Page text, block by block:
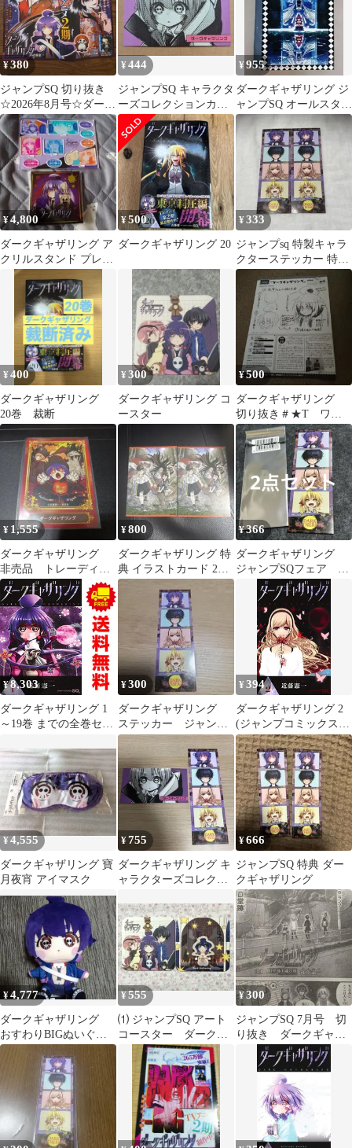
¥380
ジャンプSQ 切り抜き
☆2026年8月号☆ダーク
ギャザリング☆カラー
¥444
ジャンプSQ キャラクタ
ーズコレクションカー
ド ダークギャザリング
ジャンショ
¥955
ダークギャザリング ジ
ャンプSQ オールスター
ブロマイド
¥4,800
ダークギャザリング ア
クリルスタンド プレー
ト ギラギラフォトフ
レーム
¥500
ダークギャザリング 20
¥333
ジャンプsq 特製キャラ
クターステッカー 特典
ジャンショ ダークギャ
ザリング
¥400
ダークギャザリング
20巻 裁断
¥300
ダークギャザリング コ
ースター
¥500
ダークギャザリング
切り抜き＃★T ワン
ポイントレッスン
¥ 1,555
ダークギャザリング
非売品 トレーディン
グカード スリーブ
入 美品
¥800
ダークギャザリング 特
典 イラストカード 2枚
セット
¥366
ダークギャザリング
ジャンプSQフェア 特
¥8,303
ダークギャザリング 1
～19巻 までの全巻セッ
近藤憲一 集英社（少年
コミック）
¥300
ダークギャザリング
ステッカー ジャンプ
SQショップ特典
¥394
ダークギャザリング 2
(ジャンプコミックス)
／近藤 憲一
¥4,555
ダークギャザリング 寶
月夜宵 アイマスク
¥755
ダークギャザリング キ
ャラクターズコレクシ
¥666
ジャンプSQ 特典 ダー
クギャザリング
¥4,777
ダークギャザリング
おすわりBIGぬいぐる
み 寶月夜宵
¥555
⑴ ジャンプSQ アート
コースター ダークギ
ャザリング 2枚セット
¥300
ジャンプSQ 7月号 切
り抜き ダークギャザ
リング #81